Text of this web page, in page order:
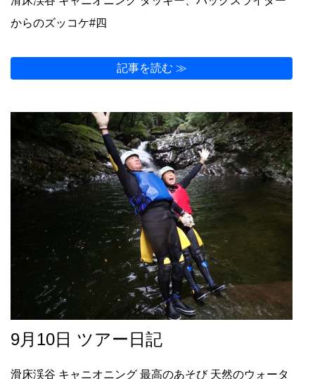
からのズッコケ#四
記事を読む ≫
9月10日 ツアー日記
滑床渓谷 キャニオニング 最高のあそび 天然のウォータ